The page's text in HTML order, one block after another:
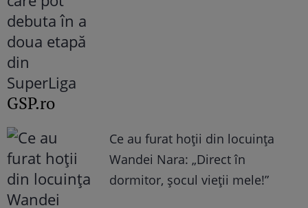
GSP.ro
Ce au furat hoții din locuința
Wandei Nara: „Direct în
dormitor, șocul vieții mele!”